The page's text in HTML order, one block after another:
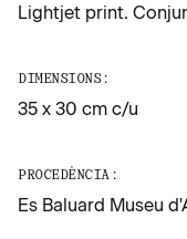
Lightjet print.
DIMENSIONS:
35 x 30 cm c/u
PROCEDÈNCIA:
Es Baluard Museu